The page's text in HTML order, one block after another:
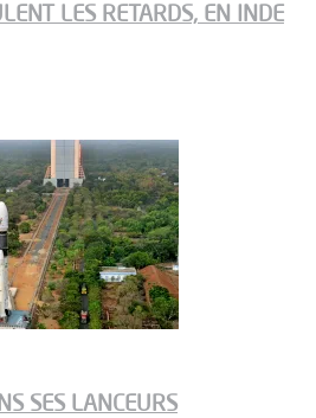
LES RETARDS, EN INDE
SES LANCEURS